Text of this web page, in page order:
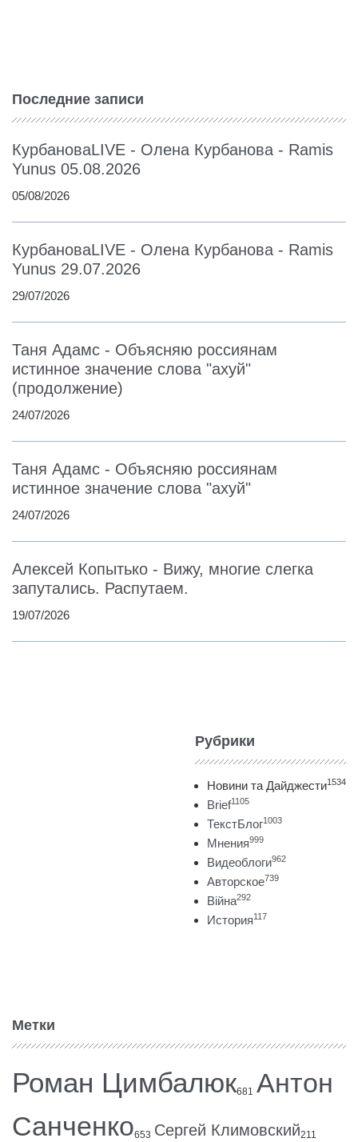
Последние записи
КурбановаLIVE - Олена Курбанова - Ramis
Yunus 05.08.2026
05/08/2026
КурбановаLIVE - Олена Курбанова - Ramis
Yunus 29.07.2026
29/07/2026
Таня Адамс - Объясняю россиянам
истинное значение слова "ахуй"
(продолжение)
24/07/2026
Таня Адамс - Объясняю россиянам
истинное значение слова "ахуй"
24/07/2026
Алексей Копытько - Вижу, многие слегка
запутались. Распутаем.
19/07/2026
Рубрики
Новини та Дайджести1534
Brief1105
ТекстБлог1003
Мнения999
Видеоблоги962
Авторское739
Війна292
История117
Метки
Роман Цимбалюк681 Антон
Санченко653 Сергей Климовский211